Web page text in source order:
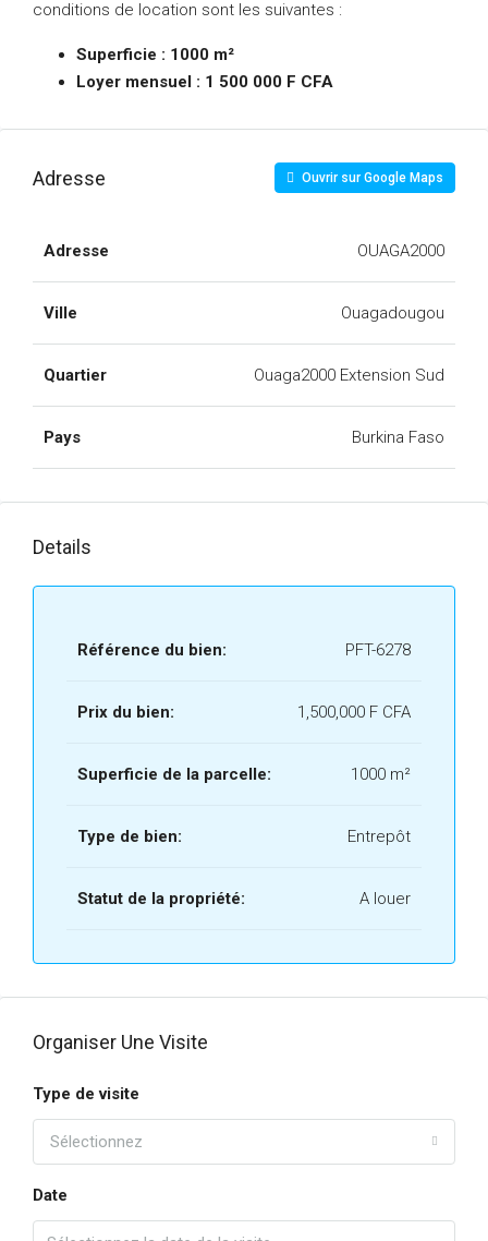
conditions de location sont les suivantes :
Superficie : 1000 m²
Loyer mensuel : 1 500 000 F CFA
Adresse Ouvrir sur Google Maps
Adresse OUAGA2000
Ville Ouagadougou
Quartier Ouaga2000 Extension Sud
Pays Burkina Faso
Details
Référence du bien: PFT-6278
Prix du bien: 1,500,000 F CFA
Superficie de la parcelle: 1000 m²
Type de bien: Entrepôt
Statut de la propriété: A louer
Organiser Une Visite
Type de visite
Sélectionnez
Date